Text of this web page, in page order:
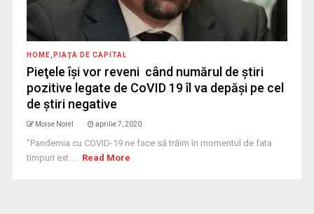
HOME PIAŢA DE CAPITAL
Pieţele îşi vor reveni când numărul de ştiri
pozitive legate de CoVID 19 îl va depăşi pe cel
de ştiri negative
Moise Norel aprilie 7, 2020
"Pandemia cu COVID-19 ne face să trăim în momentul de fata
timpuri ext ... Read More